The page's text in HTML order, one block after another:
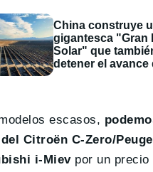
China construye
gigantesca "Gran
Solar" que
detener el avance
escasos,
Citroën C-Zero/
i-Mievpor un precio